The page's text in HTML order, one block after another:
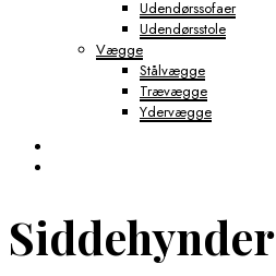
Udendørssofaer
Udendørsstole
Vægge
Stålvægge
Trævægge
Ydervægge
Siddehynder